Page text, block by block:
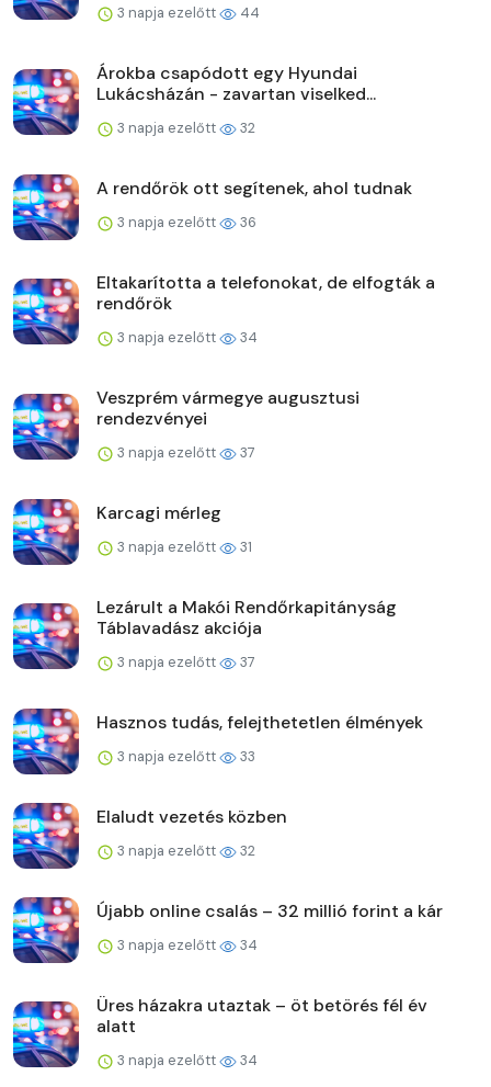
3 napja ezelőtt 44
Árokba csapódott egy Hyundai
Lukácsházán - zavartan viselked...
3 napja ezelőtt 32
A rendőrök ott segítenek, ahol tudnak
3 napja ezelőtt 36
Eltakarította a telefonokat, de elfogták a
rendőrök
3 napja ezelőtt 34
Veszprém vármegye augusztusi
rendezvényei
3 napja ezelőtt 37
Karcagi mérleg
3 napja ezelőtt 31
Lezárult a Makói Rendőrkapitányság
Táblavadász akciója
3 napja ezelőtt 37
Hasznos tudás, felejthetetlen élmények
3 napja ezelőtt 33
Elaludt vezetés közben
3 napja ezelőtt 32
Újabb online csalás – 32 millió forint a kár
3 napja ezelőtt 34
Üres házakra utaztak – öt betörés fél év
alatt
3 napja ezelőtt 34